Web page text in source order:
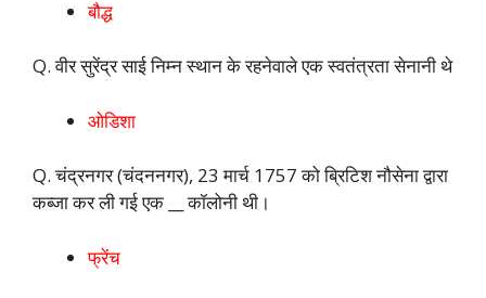
बौद्ध
Q. वीर सुरेंद्र साई निम्न स्थान के रहनेवाले एक स्वतंत्रता सेनानी थे
ओडिशा
Q. चंद्रनगर (चंदननगर), 23 मार्च 1757 को ब्रिटिश नौसेना द्वारा
कब्जा कर ली गई एक __ कॉलोनी थी।
फ्रेंच